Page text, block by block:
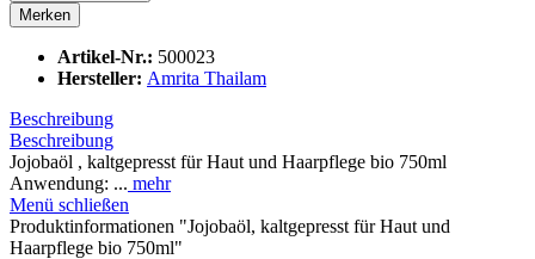
Merken
Artikel-Nr.: 500023
Hersteller: Amrita Thailam
Beschreibung
Beschreibung
Jojobaöl , kaltgepresst für Haut und Haarpflege bio 750ml
Anwendung: ... mehr
Menü schließen
Produktinformationen "Jojobaöl, kaltgepresst für Haut und
Haarpflege bio 750ml"